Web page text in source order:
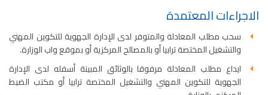
الاجراءات المعتمدة
سحب مطلب المعادلة والمتوفر لدى الإدارة الجهوية للتكوين المهني
والتشغيل المختصة ترابيا أو بالمصالح المركزية أو بموقع واب الوزارة.
ايداع مطلب المعادلة مرفوقا بالوثائق المبينة أسفله لدى الإدارة
الجهوية للتكوين المهني والتشغيل المختصة ترابيا أو مكتب الضبط